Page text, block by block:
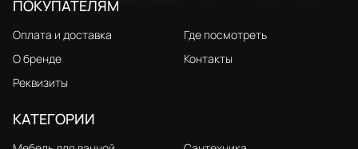
ПОКУПАТЕЛЯМ
Оплата и доставка
Где посмотреть
О бренде
Контакты
Реквизиты
КАТЕГОРИИ